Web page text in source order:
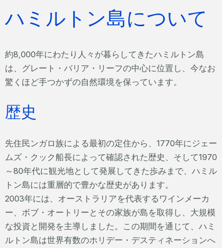
ハミルトン島について
約8,000年にわたり人々が暮らしてきたハミルトン島
は、グレート・バリア・リーフの中心に位置し、今なお
驚くほど手つかずの自然環境を保っています。
歴史
先住民ンガロ族による最初の定住から、1770年にジェー
ムズ・クック船長によって確認された歴史、そして1970
～80年代に観光地として発展してきた歩みまで、ハミル
トン島には重層的で豊かな歴史があります。
2003年には、オーストラリアを代表するワインメーカ
ー、ボブ・オートリーとその家族が島を取得し、大規模
な投資と開発を主導しました。この期間を通じて、ハミ
ルトン島は世界有数のホリデー・デスティネーションへ